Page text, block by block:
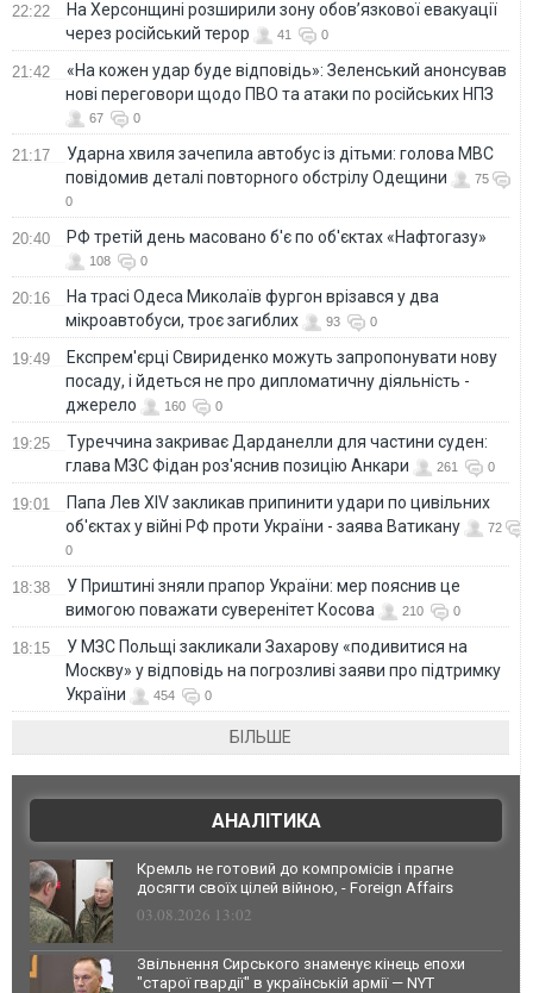
22:22
На Херсонщині розширили зону обов’язкової евакуації
через російський терор
41 0
21:42
«На кожен удар буде відповідь»: Зеленський анонсував
нові переговори щодо ПВО та атаки по російських НПЗ
67 0
21:17
Ударна хвиля зачепила автобус із дітьми: голова МВС
повідомив деталі повторного обстрілу Одещини
75
0
20:40 РФ третій день масовано б'є по об'єктах «Нафтогазу»
108 0
20:16
На трасі Одеса Миколаїв фургон врізався у два
мікроавтобуси, троє загиблих
93 0
19:49
Експрем'єрці Свириденко можуть запропонувати нову
посаду, і йдеться не про дипломатичну діяльність -
джерело
160 0
19:25
Туреччина закриває Дарданелли для частини суден:
глава МЗС Фідан роз'яснив позицію Анкари
261 0
19:01
Папа Лев XIV закликав припинити удари по цивільних
об'єктах у війні РФ проти України - заява Ватикану
72
0
18:38
У Приштині зняли прапор України: мер пояснив це
вимогою поважати суверенітет Косова
210 0
18:15
У МЗС Польщі закликали Захарову «подивитися на
Москву» у відповідь на погрозливі заяви про підтримку
України
454 0
БІЛЬШЕ
АНАЛІТИКА
Кремль не готовий до компромісів і прагне
досягти своїх цілей війною, - Foreign Affairs
03.08.2026 13:02
Звільнення Сирського знаменує кінець епохи
"старої гвардії" в українській армії — NYT